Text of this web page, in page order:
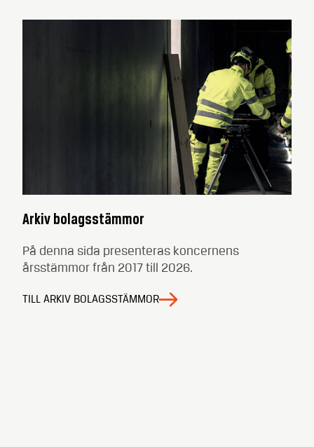
Arkiv bolagsstämmor
På denna sida presenteras koncernens
årsstämmor från 2017 till 2026.
TILL ARKIV BOLAGSSTÄMMOR